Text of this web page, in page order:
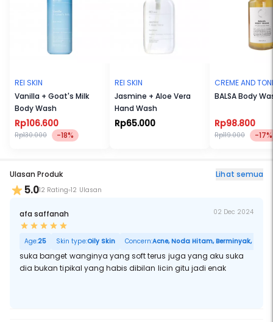
REI SKIN
Vanilla + Goat's Milk
Body Wash
Rp106.600
Rp130.000 -18%
REI SKIN
Jasmine + Aloe Vera
Hand Wash
Rp65.000
CREME AND
BALSA Body
Rp98.800
Rp119.000 -17%
Ulasan Produk Lihat semua
5.012 Rating 12 Ulasan
afa saffanah 02 Dec 2024
Age:25 Skin type:Oily Skin Concern:Acne, Noda Hitam, Berminyak, Pori
suka banget wanginya yang soft terus juga yang aku suka
dia bukan tipikal yang habis dibilan licin gitu jadi enak